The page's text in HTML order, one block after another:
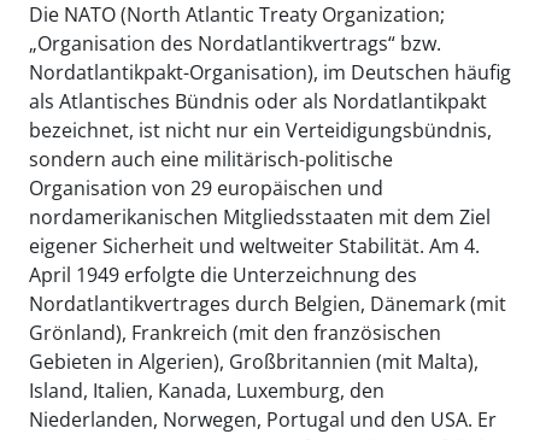
Die NATO (North Atlantic Treaty Organization;
„Organisation des Nordatlantikvertrags“ bzw.
Nordatlantikpakt-Organisation), im Deutschen häufig
als Atlantisches Bündnis oder als Nordatlantikpakt
bezeichnet, ist nicht nur ein Verteidigungsbündnis,
sondern auch eine militärisch-politische
Organisation von 29 europäischen und
nordamerikanischen Mitgliedsstaaten mit dem Ziel
eigener Sicherheit und weltweiter Stabilität. Am 4.
April 1949 erfolgte die Unterzeichnung des
Nordatlantikvertrages durch Belgien, Dänemark (mit
Grönland), Frankreich (mit den französischen
Gebieten in Algerien), Großbritannien (mit Malta),
Island, Italien, Kanada, Luxemburg, den
Niederlanden, Norwegen, Portugal und den USA. Er